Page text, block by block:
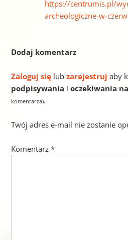
https://centrumis.pl/
archeologiczne-w-
Dodaj komentarz
Zaloguj sięlub zarejestruj aby
podpisywania i oczekiwania
komentarza).
Twój adres e-mail nie zostanie
Komentarz *